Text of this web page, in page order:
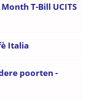
T-Bill UCITS
Italia
poorten -